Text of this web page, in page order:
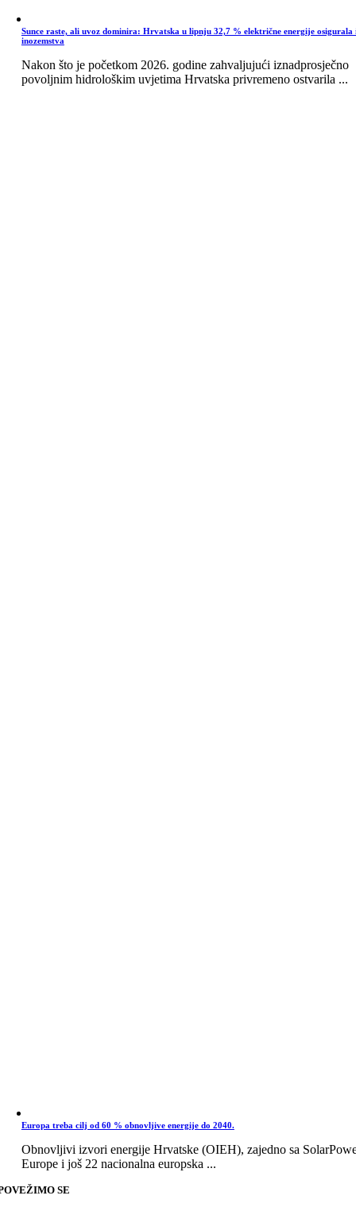
Sunce raste, ali uvoz dominira: Hrvatska u lipnju 32,7 % električne energije osigurala
inozemstva
Nakon što je početkom 2026. godine zahvaljujući iznadprosječno
povoljnim hidrološkim uvjetima Hrvatska privremeno ostvarila ...
Europa treba cilj od 60 % obnovljive energije do 2040.
Obnovljivi izvori energije Hrvatske (OIEH), zajedno sa
Europe i još 22 nacionalna europska ...
SE